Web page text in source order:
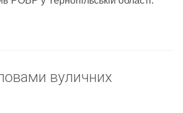
вуличних